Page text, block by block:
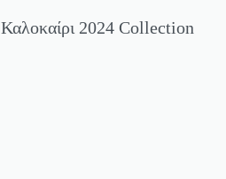
Καλοκαίρι 2024 Collection